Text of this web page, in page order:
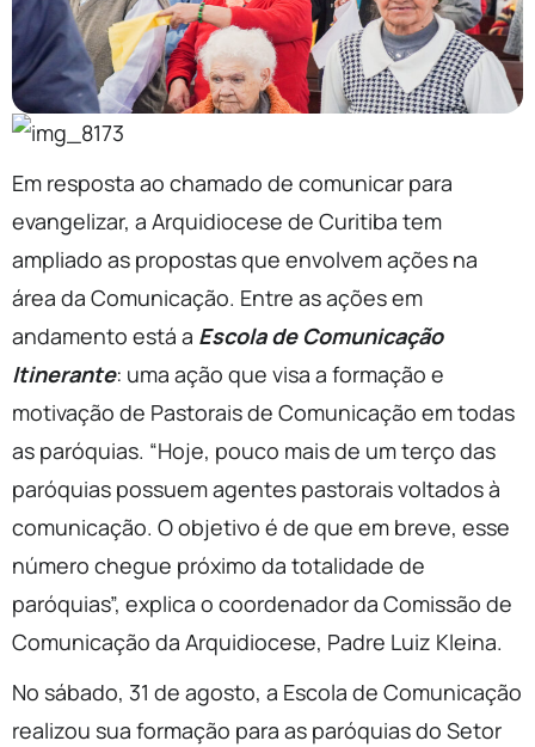
Em resposta ao chamado de comunicar para
evangelizar, a Arquidiocese de Curitiba tem
ampliado as propostas que envolvem ações na
área da Comunicação. Entre as ações em
andamento está a Escola de Comunicação
Itinerante: uma ação que visa a formação e
motivação de Pastorais de Comunicação em todas
as paróquias. “Hoje, pouco mais de um terço das
paróquias possuem agentes pastorais voltados à
comunicação. O objetivo é de que em breve, esse
número chegue próximo da totalidade de
paróquias”, explica o coordenador da Comissão de
Comunicação da Arquidiocese, Padre Luiz Kleina.
No sábado, 31 de agosto, a Escola de Comunicação
realizou sua formação para as paróquias do Setor